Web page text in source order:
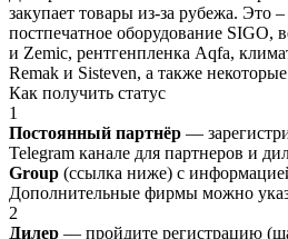
закупает товары из-за рубежа.
постпечатное оборудование SIGO,
и Zemic, рентгенпленка Aqfa,
Remak и Sisteven, а также
Как получить статус
1
Постоянный партнёр —
Telegram канале для партнеров и
Group (ссылка ниже) с
Дополнительные фирмы можно
2
Дилер — пройдите регистрацию